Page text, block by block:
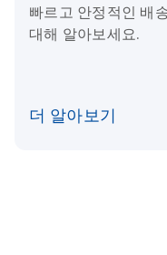
빠르고 안정적인 배
대해 알아보세요.
더 알아보기